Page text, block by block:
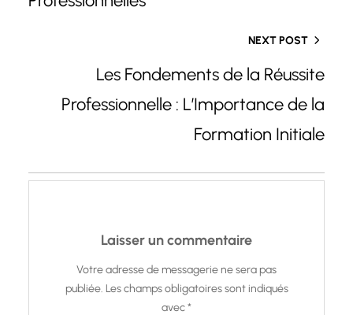
NEXT POST
Les Fondements de la Réussite
Professionnelle : L’Importance de la
Formation Initiale
Laisser un commentaire
Votre adresse de messagerie ne sera pas
publiée. Les champs obligatoires sont indiqués
avec*